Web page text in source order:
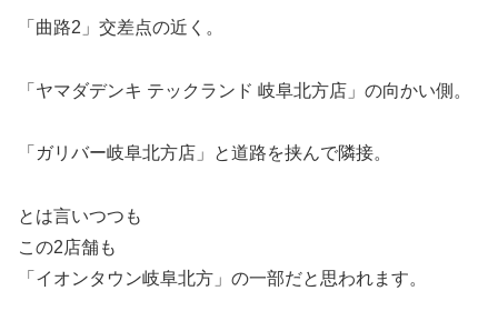
「曲路2」交差点の近く。
「ヤマダデンキ テックランド 岐阜北方店」の向かい側。
「ガリバー岐阜北方店」と道路を挟んで隣接。
とは言いつつも
この2店舗も
「イオンタウン岐阜北方」の一部だと思われます。